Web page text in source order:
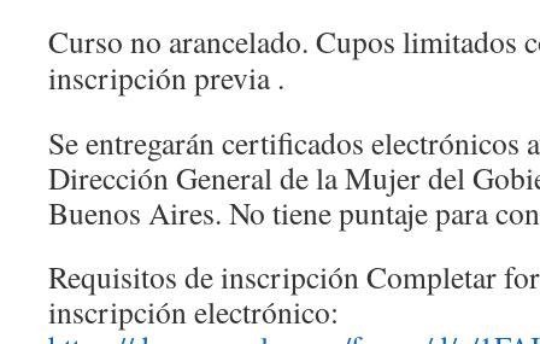
Curso no arancelado. Cupos limitados
inscripción previa .
Se entregarán certificados electrónicos
Dirección General de la Mujer del
Buenos Aires. No tiene puntaje para
Requisitos de inscripciónCompletar
inscripción electrónico: